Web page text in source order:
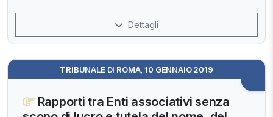
Dettagli
TRIBUNALE DI ROMA, 10 GENNAIO 2019
Rapporti tra Enti associativi senza